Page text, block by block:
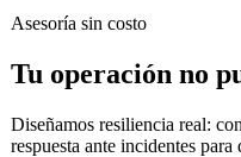
Asesoría sin costo
Tu operación no
Diseñamos resiliencia real:
respuesta ante incidentes